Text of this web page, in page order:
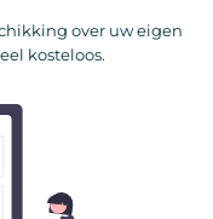
over uw eigen
kosteloos.